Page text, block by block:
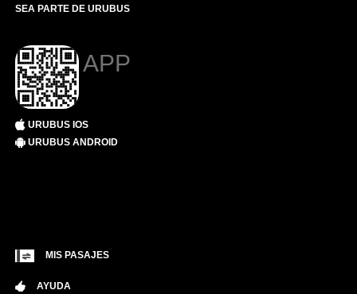
SEA PARTE DE URUBUS
APP
URUBUS IOS
URUBUS ANDROID
MIS PASAJES
AYUDA